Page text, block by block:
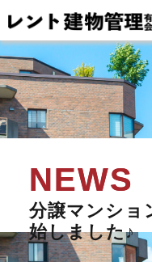
分譲マンシ
始しました♪